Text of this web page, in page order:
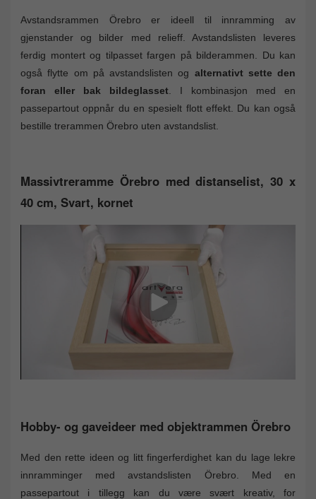
Avstandsrammen Örebro er ideell til innramming av
gjenstander og bilder med relieff. Avstandslisten leveres
ferdig montert og tilpasset fargen på bilderammen. Du kan
også flytte om på avstandslisten og alternativt sette den
foran eller bak bildeglasset . I kombinasjon med en
passepartout oppnår du en spesielt flott effekt. Du kan også
bestille trerammen Örebro uten avstandslist.
Massivtreramme Örebro med distanselist, 30 x
40 cm, Svart, kornet
Hobby- og gaveideer med objektrammen Örebro
Med den rette ideen og litt fingerferdighet kan du lage lekre
innramminger med avstandslisten Örebro. Med en
passepartout i tillegg kan du være svært kreativ, for